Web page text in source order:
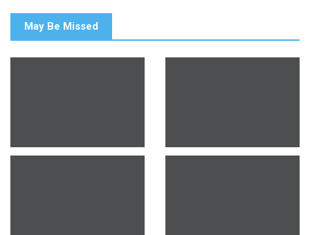
May Be Missed